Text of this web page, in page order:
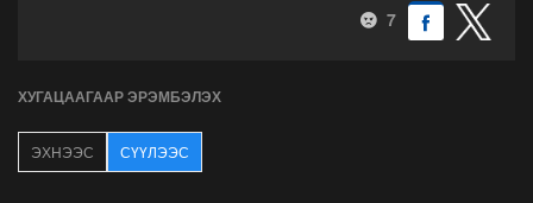
7
ХУГАЦААГААР ЭРЭМБЭЛЭХ
ЭХНЭЭС СҮҮЛЭЭС